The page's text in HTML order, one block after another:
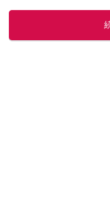
ニュースでフォロー